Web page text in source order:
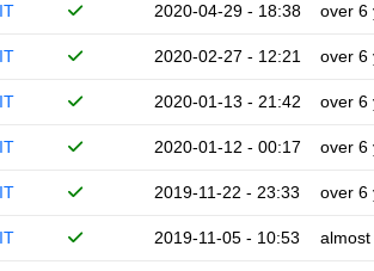
2020-04-29 - 18:38 over 6
2020-02-27 - 12:21 over 6
2020-01-13 - 21:42 over 6
2020-01-12 - 00:17 over 6
2019-11-22 - 23:33 over 6
2019-11-05 - 10:53